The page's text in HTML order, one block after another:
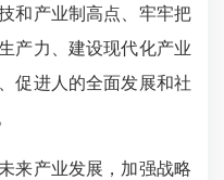
和产业制高点、牢牢把
产力、建设现代化产业
促进人的全面发展和社
产业发展，加强战略